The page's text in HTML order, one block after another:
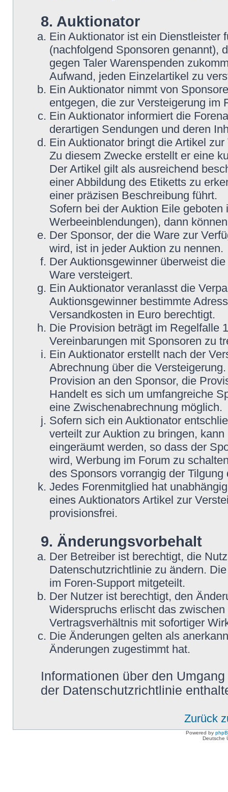
8. Auktionator
Ein Auktionator ist ein Dienstleister
(nachfolgend Sponsoren genannt),
gegen Taler Warenspenden
Aufwand, jeden Einzelartikel zu
Ein Auktionator nimmt von
entgegen, die zur Versteigerung im
Ein Auktionator informiert die
derartigen Sendungen und deren
Ein Auktionator bringt die Artikel
Zu diesem Zwecke erstellt er eine
Der Artikel gilt als ausreichend
einer Abbildung des Etiketts zu
einer präzisen Beschreibung führt.
Sofern bei der Auktion Eile
Werbeeinblendungen), dann
Der Sponsor, der die Ware zur
wird, ist in jeder Auktion zu nennen.
Der Auktionsgewinner überweist
Ware versteigert.
Ein Auktionator veranlasst die
Auktionsgewinner bestimmte
Versandkosten in Euro berechtigt.
Die Provision beträgt im Regelfalle
Vereinbarungen mit Sponsoren zu
Ein Auktionator erstellt nach der
Abrechnung über die
Provision an den Sponsor, die
Handelt es sich um umfangreiche
eine Zwischenabrechnung möglich.
Sofern sich ein Auktionator
verteilt zur Auktion zu bringen,
eingeräumt werden, so dass der
wird, Werbung im Forum zu
des Sponsors vorrangig der Tilgung
Jedes Forenmitglied hat
eines Auktionators Artikel zur
provisionsfrei.
9. Änderungsvorbehalt
Der Betreiber ist berechtigt, die
Datenschutzrichtlinie zu ändern.
im Foren-Support mitgeteilt.
Der Nutzer ist berechtigt, den
Widerspruchs erlischt das
Vertragsverhältnis mit sofortiger
Die Änderungen gelten als
Änderungen zugestimmt hat.
Informationen über den
der Datenschutzrichtlinie
Zurück
Powered by
Deutsche